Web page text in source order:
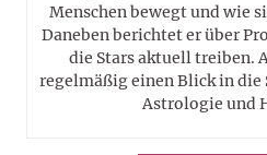
Menschen bewegt und wie
Daneben berichtet er über
die Stars aktuell treiben.
regelmäßig einen Blick in die
Astrologie und